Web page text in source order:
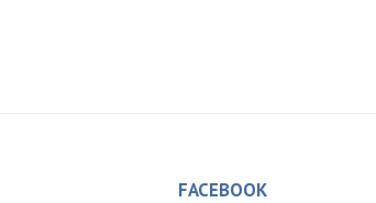
FACEBOOK